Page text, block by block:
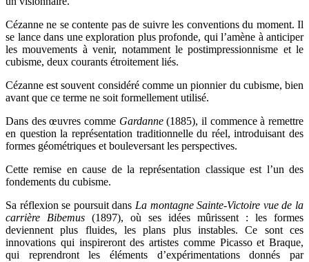
Cézanne ne se contente pas de suivre les conventions du moment. Il
se lance dans une exploration plus profonde, qui l’amène à anticiper
les mouvements à venir, notamment le postimpressionnisme et le
cubisme, deux courants étroitement liés.
Cézanne est souvent considéré comme un pionnier du cubisme, bien
avant que ce terme ne soit formellement utilisé.
Dans des œuvres comme Gardanne(1885), il commence à remettre
en question la représentation traditionnelle du réel, introduisant des
formes géométriques et bouleversant les perspectives.
Cette remise en cause de la représentation classique est l’un des
fondements du cubisme.
Sa réflexion se poursuit dans La montagne Sainte-Victoire vue de la
carrière
Bibemus (1897), où ses idées mûrissent : les formes
deviennent plus fluides, les plans plus instables. Ce sont ces
innovations qui inspireront des artistes comme Picasso et Braque,
qui reprendront les éléments d’expérimentations donnés par